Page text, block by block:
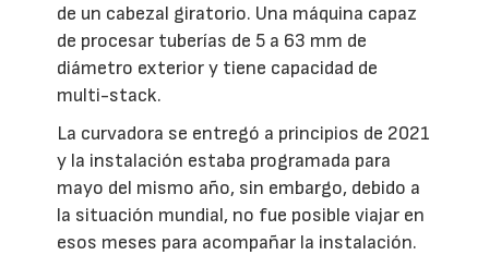
de un cabezal giratorio. Una máquina capaz
de procesar tuberías de 5 a 63 mm de
diámetro exterior y tiene capacidad de
multi-stack.
La curvadora se entregó a principios de 2021
y la instalación estaba programada para
mayo del mismo año, sin embargo, debido a
la situación mundial, no fue posible viajar en
esos meses para acompañar la instalación.